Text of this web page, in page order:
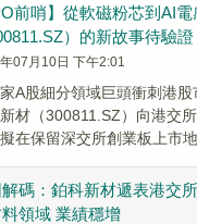
前哨】從軟磁粉芯到AI
）的新故事待驗證
07月10日 下午2:01
A股細分領域巨頭衝刺港股
材（300811.SZ）向港交
在保留深交所創業板上市地
碼：鉑科新材遞表港交
領域 業績穩增